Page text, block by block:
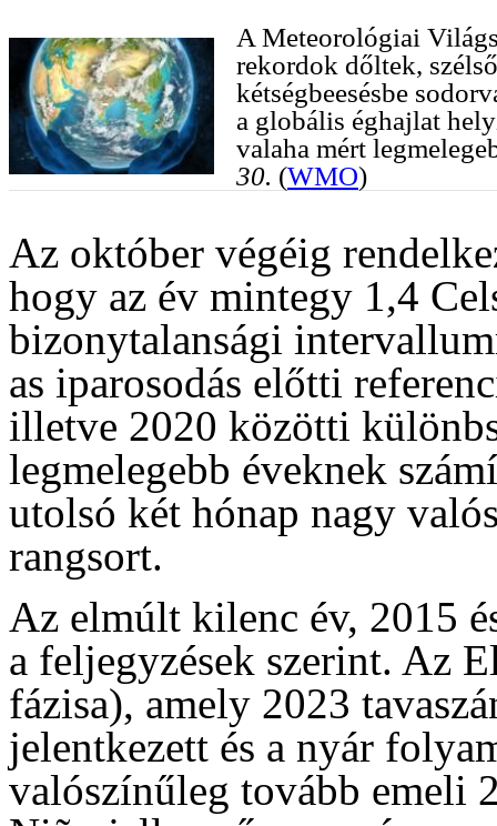
A Meteorológiai
rekordok dőltek,
kétségbeesésbe
a globális éghajlat
valaha mért
30. (WMO)
Az október végéig
hogy az év mintegy 1,4
bizonytalansági
as iparosodás előtti
illetve 2020 közötti
legmelegebb éveknek
utolsó két hónap nagy
rangsort.
Az elmúlt kilenc év, 2015
a feljegyzések szerint. Az
fázisa), amely 2023
jelentkezett és a nyár
valószínűleg tovább emeli